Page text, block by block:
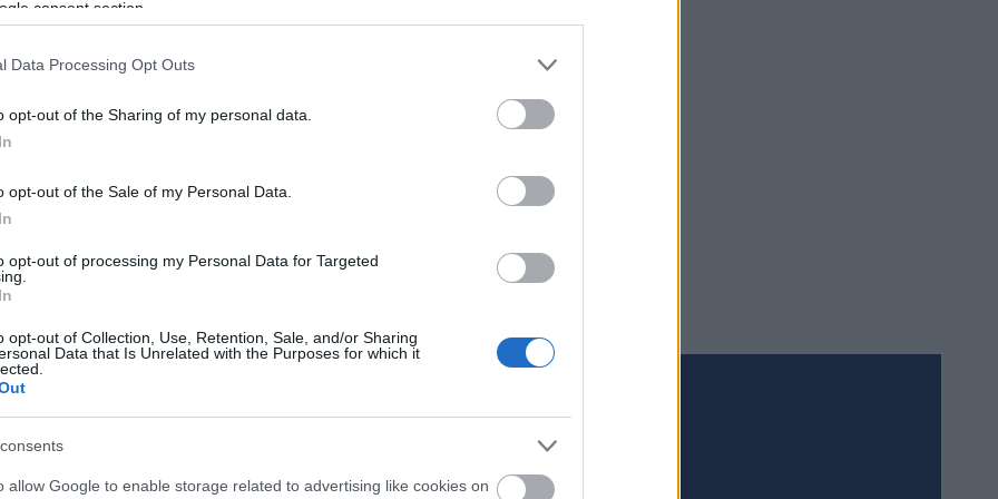
consent section.
Data Processing Opt Outs
opt-out of the Sharing of my personal data.
opt-out of the Sale of my Personal Data.
opt-out of processing my Personal Data for Targeted
opt-out of Collection, Use, Retention, Sale, and/or Sharing
Data that Is Unrelated with the Purposes for which it
allow Google to enable storage related to advertising like cookies on
meldes det om fine forhold for begge stilarter.
i landet? Se på vår kategori «
Meld deg på